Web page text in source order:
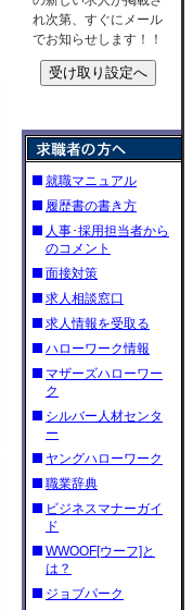
れ次第、すぐにメール
でお知らせします！！
就職マニュアル
履歴書の書き方
人事･採用担当者から
のコメント
面接対策
求人相談窓口
求人情報を受取る
ハローワーク情報
マザーズハローワー
ク
シルバー人材センタ
ー
ヤングハローワーク
職業辞典
ビジネスマナーガイ
ド
WWOOF[ウーフ]と
は？
ジョブパーク